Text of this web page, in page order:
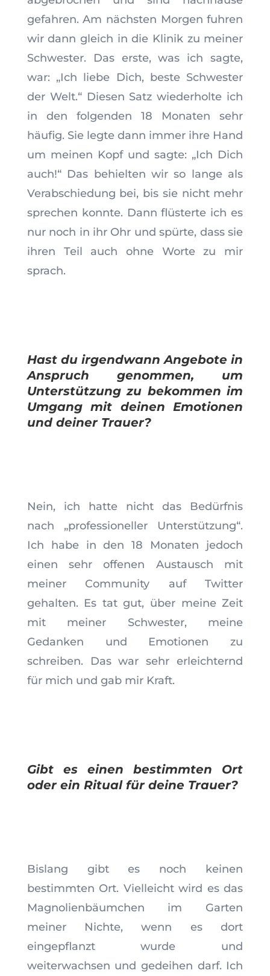
gefahren. Am nächsten Morgen fuhren
wir dann gleich in die Klinik zu meiner
Schwester. Das erste, was ich sagte,
war: „Ich liebe Dich, beste Schwester
der Welt.“ Diesen Satz wiederholte ich
in den folgenden 18 Monaten sehr
häufig. Sie legte dann immer ihre Hand
um meinen Kopf und sagte: „Ich Dich
auch!“ Das behielten wir so lange als
Verabschiedung bei, bis sie nicht mehr
sprechen konnte. Dann flüsterte ich es
nur noch in ihr Ohr und spürte, dass sie
ihren Teil auch ohne Worte zu mir
sprach.
Hast du irgendwann Angebote in
Anspruch genommen, um
Unterstützung zu bekommen im
Umgang mit deinen Emotionen
und deiner Trauer?
Nein, ich hatte nicht das Bedürfnis
nach „professioneller Unterstützung“.
Ich habe in den 18 Monaten jedoch
einen sehr offenen Austausch mit
meiner Community auf Twitter
gehalten. Es tat gut, über meine Zeit
mit meiner Schwester, meine
Gedanken und Emotionen zu
schreiben. Das war sehr erleichternd
für mich und gab mir Kraft.
Gibt es einen bestimmten Ort
oder ein Ritual für deine Trauer?
Bislang gibt es noch keinen
bestimmten Ort. Vielleicht wird es das
Magnolienbäumchen im Garten
meiner Nichte, wenn es dort
eingepflanzt wurde und
weiterwachsen und gedeihen darf. Ich